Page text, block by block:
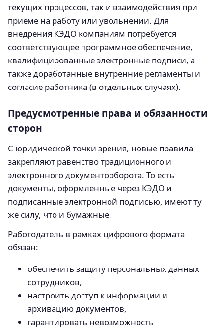
текущих процессов, так и взаимодействия при
приёме на работу или увольнении. Для
внедрения КЭДО компаниям потребуется
соответствующее программное обеспечение,
квалифицированные электронные подписи, а
также доработанные внутренние регламенты и
согласие работника (в отдельных случаях).
Предусмотренные права и обязанности
сторон
С юридической точки зрения, новые правила
закрепляют равенство традиционного и
электронного документооборота. То есть
документы, оформленные через КЭДО и
подписанные электронной подписью, имеют ту
же силу, что и бумажные.
Работодатель в рамках цифрового формата
обязан:
обеспечить защиту персональных данных
сотрудников,
настроить доступ к информации и
архивацию документов,
гарантировать невозможность